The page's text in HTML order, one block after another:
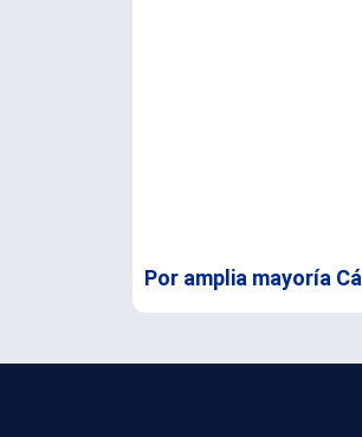
Por amplia mayoría